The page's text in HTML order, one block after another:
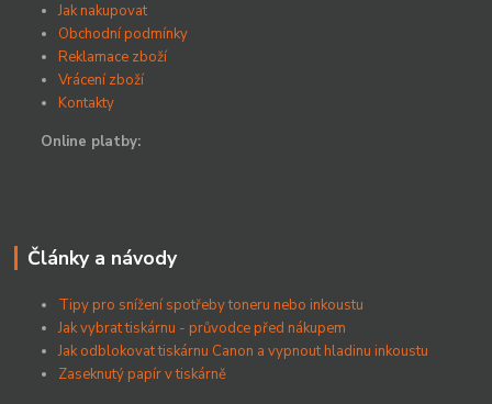
Jak nakupovat
Obchodní podmínky
Reklamace zboží
Vrácení zboží
Kontakty
Online platby:
Články a návody
Tipy pro snížení spotřeby toneru nebo inkoustu
Jak vybrat tiskárnu - průvodce před nákupem
Jak odblokovat tiskárnu Canon a vypnout hladinu inkoustu
Zaseknutý papír v tiskárně